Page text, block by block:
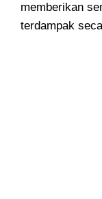
memberikan
terdampak